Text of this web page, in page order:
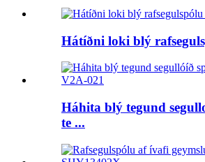
Hátíðni loki blý
Háhita blý tegund
te ...